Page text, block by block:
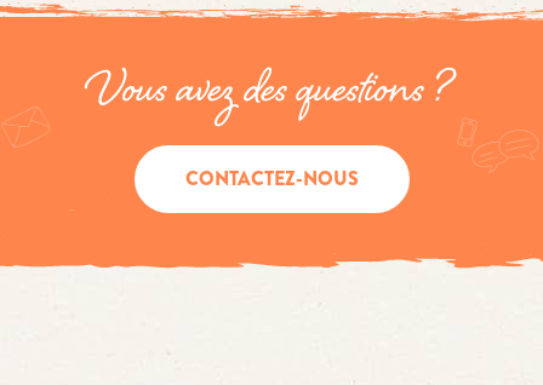
Vous avez des questions ?
CONTACTEZ-NOUS